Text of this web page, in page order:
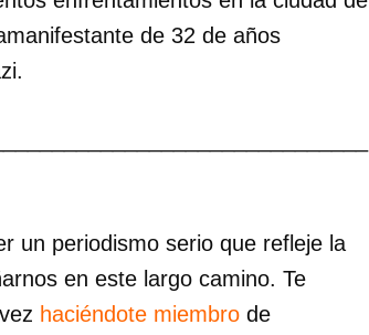
de 32 de años
un periodismo serio que refleje la
en este largo camino. Te
haciéndote miembro de